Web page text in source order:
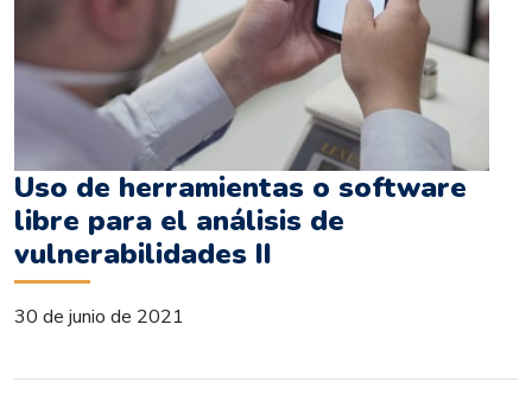
Uso de herramientas o software
libre para el análisis de
vulnerabilidades II
30 de junio de 2021